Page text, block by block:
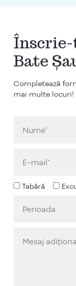
Bate
Completează
mai multe locuri!
Tabără